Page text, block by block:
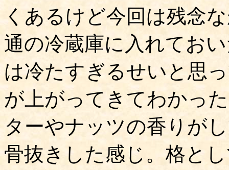
くあるけど今回は残念
通の冷蔵庫に入れてお
は冷たすぎるせいと思
が上がってきてわかっ
ターやナッツの香りが
骨抜きした感じ。格と